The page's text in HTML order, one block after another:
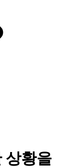
상황을